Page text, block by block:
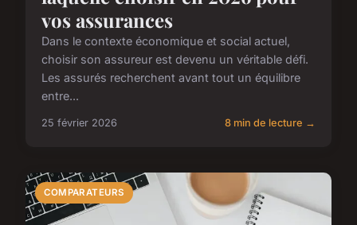
vos assurances
Dans le contexte économique et social actuel,
choisir son assureur est devenu un véritable défi.
Les assurés recherchent avant tout un équilibre
entre...
25 février 2026 8 min de lecture →
COMPARATEURS